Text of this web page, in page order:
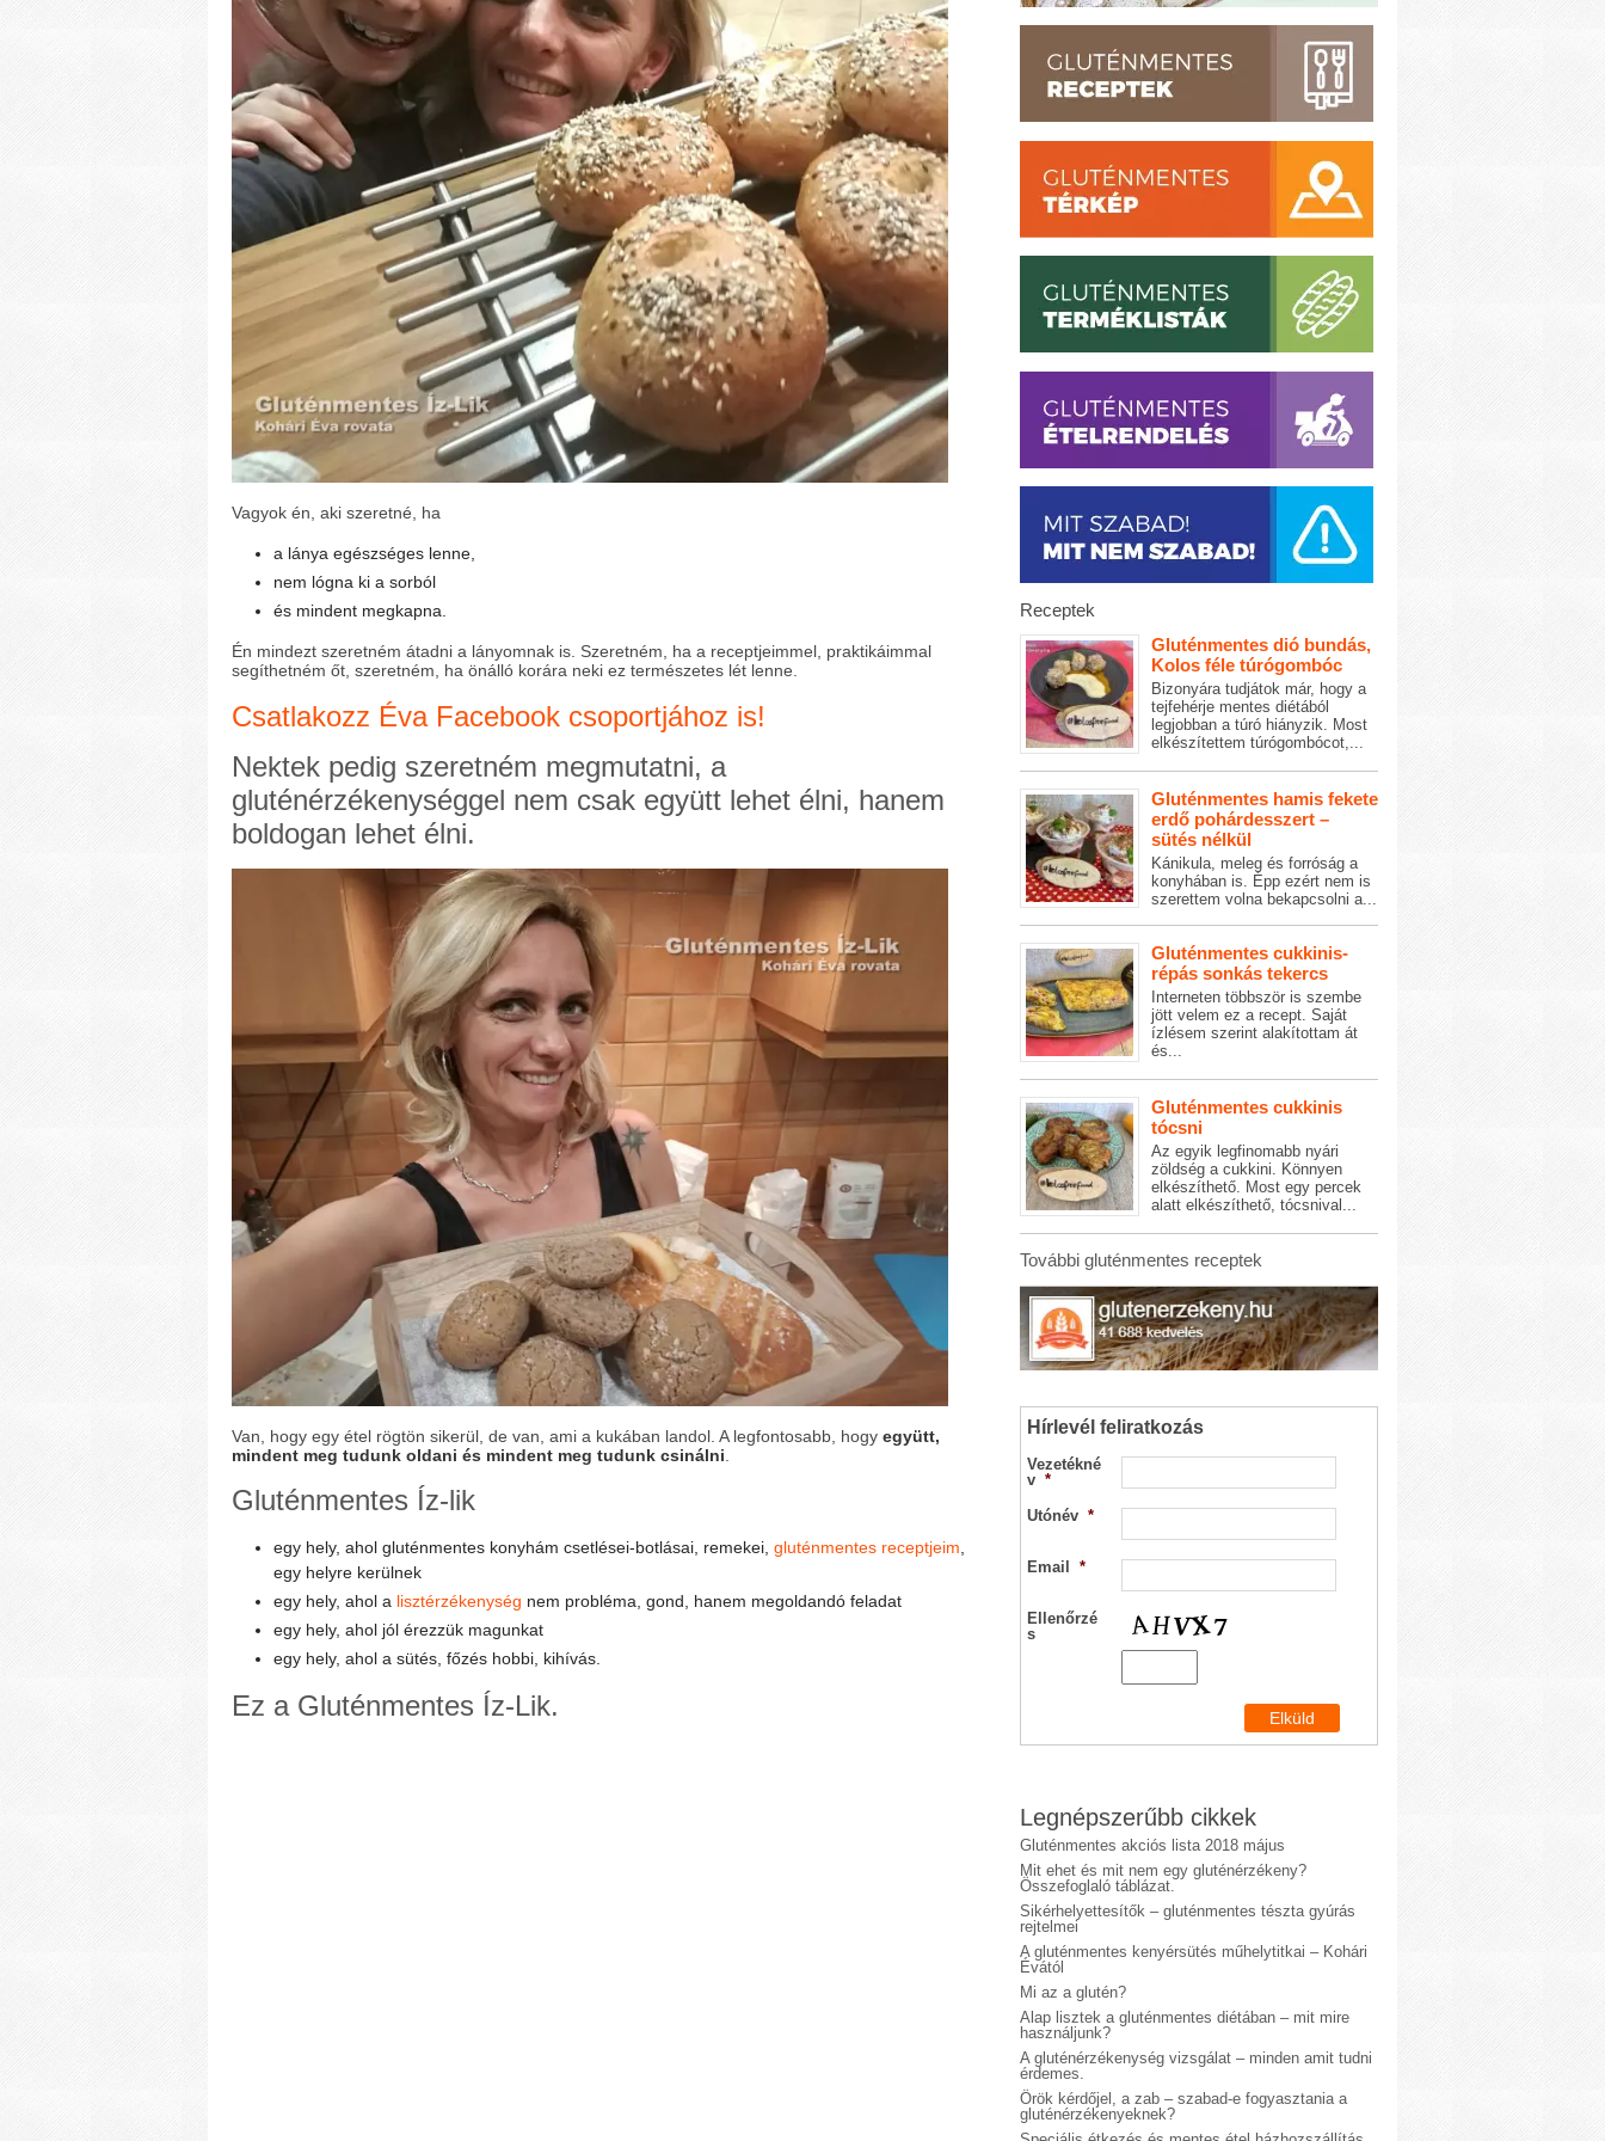
Vagyok én, aki szeretné, ha
a lánya egészséges lenne,
nem lógna ki a sorból
és mindent megkapna.
Én mindezt szeretném átadni a lányomnak is. Szeretném, ha a receptjeimmel, praktikáimmal
segíthetném őt, szeretném, ha önálló korára neki ez természetes lét lenne.
Csatlakozz Éva Facebook csoportjához is!
Nektek pedig szeretném megmutatni, a
gluténérzékenységgel nem csak együtt lehet élni, hanem
boldogan lehet élni.
Van, hogy egy étel rögtön sikerül, de van, ami a kukában landol. A legfontosabb, hogy együtt,
mindent meg tudunk oldani és mindent meg tudunk csinálni
Gluténmentes Íz-lik
egy hely, ahol gluténmentes konyhám csetlései-botlásai, remekei, gluténmentes receptjeim,
egy helyre kerülnek
egy hely, ahol a lisztérzékenység nem probléma, gond, hanem megoldandó feladat
egy hely, ahol jól érezzük magunkat
egy hely, ahol a sütés, főzés hobbi, kihívás.
Ez a Gluténmentes Íz-Lik.
Receptek
Gluténmentes dió bundás,
Kolos féle túrógombóc
Bizonyára tudjátok már, hogy a
tejfehérje mentes diétából
legjobban a túró hiányzik. Most
elkészítettem túrógombócot,...
Gluténmentes hamis fekete
erdő pohárdesszert –
sütés nélkül
Kánikula, meleg és forróság a
konyhában is. Épp ezért nem is
szerettem volna bekapcsolni a...
Gluténmentes cukkinis-
répás sonkás tekercs
Interneten többször is szembe
jött velem ez a recept. Saját
ízlésem szerint alakítottam át
és...
Gluténmentes cukkinis
tócsni
Az egyik legfinomabb nyári
zöldség a cukkini. Könnyen
elkészíthető. Most egy percek
alatt elkészíthető, tócsnival...
További gluténmentes receptek
Hírlevél feliratkozás
Vezetékné
v *
Utónév *
Email *
Ellenőrzé
s
Legnépszerűbb cikkek
Gluténmentes akciós lista 2018 május
Mit ehet és mit nem egy gluténérzékeny?
Összefoglaló táblázat.
Sikérhelyettesítők – gluténmentes tészta gyúrás
rejtelmei
A gluténmentes kenyérsütés műhelytitkai – Kohári
Évától
Mi az a glutén?
Alap lisztek a gluténmentes diétában – mit mire
használjunk?
A gluténérzékenység vizsgálat – minden amit tudni
érdemes.
Örök kérdőjel, a zab – szabad-e fogyasztania a
gluténérzékenyeknek?